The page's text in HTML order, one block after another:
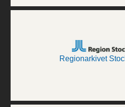
Regionarkivet